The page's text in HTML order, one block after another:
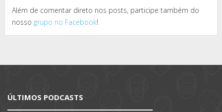
Além de comentar direto nos posts, participe também do
nosso grupo no Facebook!
ÚLTIMOS PODCASTS